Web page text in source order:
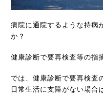
病院に通院するような持病
か？
健康診断で要再検査等の指
では、健康診断で要再検査
日常生活に支障がない場合